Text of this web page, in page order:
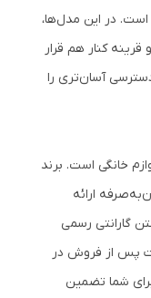
است. در این مدل‌ها،
کنار هم قرار
دسترسی آسان‌تری را
خانگی است. برند
ارائه
گارانتی رسمی
پس از فروش در
برای شما تضمین